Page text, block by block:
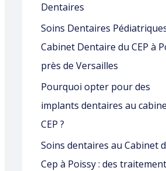
e
r
:
Dentaires
Soins Dentaires
Cabinet Dentaire du CEP à
près de Versailles
Pourquoi opter pour des
implants dentaires au
CEP ?
Soins dentaires au Cabinet
Cep à Poissy : des